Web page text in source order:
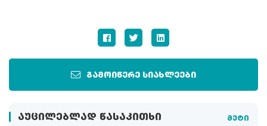
გამოიწერე სიახლეები
ᲐᲣᲪᲘᲚᲔᲑᲚᲐᲓ ᲬᲐᲡᲐᲙᲘᲗᲮᲘ მეტი